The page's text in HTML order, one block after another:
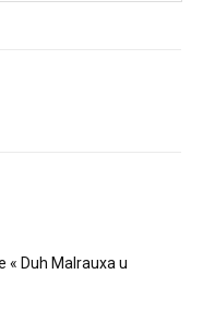
« Duh Malrauxa u